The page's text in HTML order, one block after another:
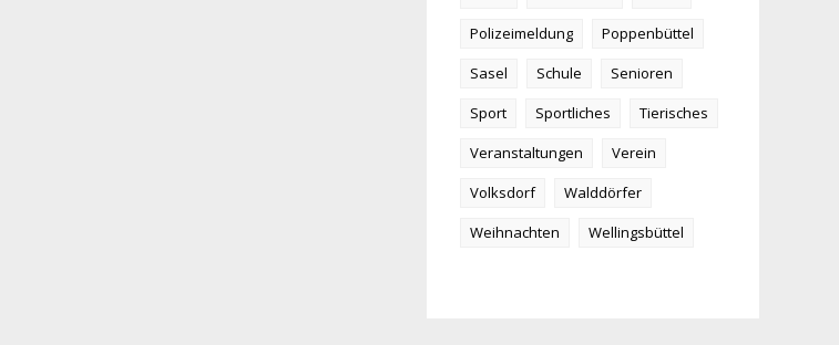
Polizeimeldung
Poppenbüttel
Sasel
Schule
Senioren
Sport
Sportliches
Tierisches
Veranstaltungen
Verein
Volksdorf
Walddörfer
Weihnachten
Wellingsbüttel